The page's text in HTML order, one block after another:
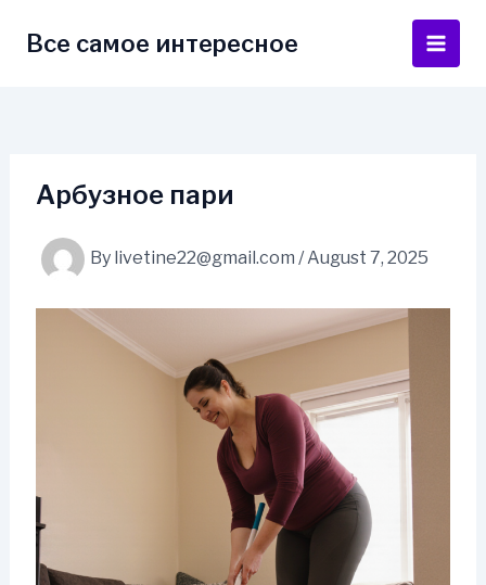
Все самое интересное
Main
Арбузное пари
By livetine22@gmail.com /August 7, 2025